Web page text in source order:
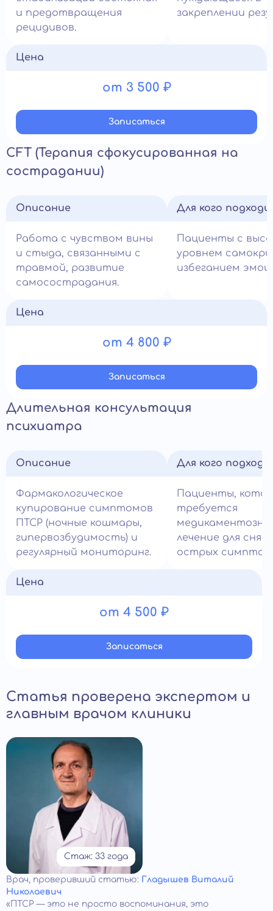
и предотвращения
рецидивов.
закреплении
Цена
от 3 500 ₽
Записатьcя
CFT (Терапия сфокусированная на
сострадании)
Описание
Работа с чувством вины
и стыда, связанными с
травмой, развитие
самосострадания.
Для кого
Пациенты с
уровнем
избеганием
Цена
от 4 800 ₽
Записатьcя
Длительная консультация
психиатра
Описание
Фармакологическое
купирование симптомов
ПТСР (ночные кошмары,
гипервозбудимость) и
регулярный мониторинг.
Для кого
Пациенты,
требуется
лечение для
острых
Цена
от 4 500 ₽
Записатьcя
Статья проверена экспертом и
главным врачом клиники
Стаж: 33 года
Врач, проверивший статью: Гладышев Виталий
Николаевич
«ПТСР — это не просто воспоминания, это